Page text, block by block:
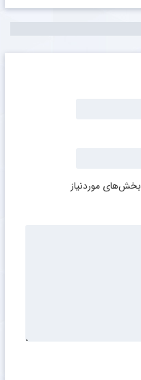
بخش‌های موردنیاز